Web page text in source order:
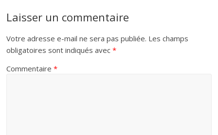
Laisser un commentaire
Votre adresse e-mail ne sera pas publiée. Les champs
obligatoires sont indiqués avec*
Commentaire*